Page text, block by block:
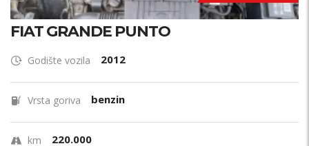
FIAT GRANDE PUNTO
Godište vozila 2012
Vrsta goriva benzin
km 220.000